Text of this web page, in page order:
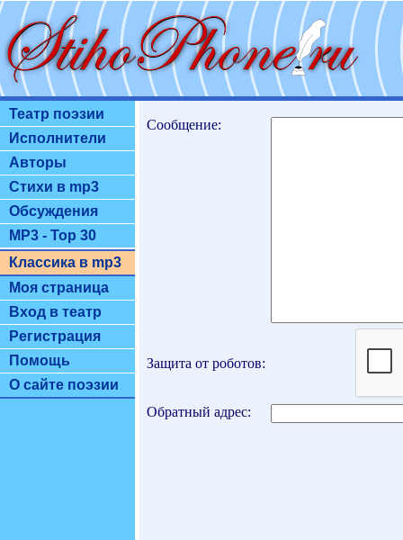
Театр поэзии
Исполнители
Авторы
Стихи в mp3
Обсуждения
MP3 - Top 30
Классика в mp3
Моя страница
Вход в театр
Регистрация
Помощь
О сайте поэзии
Сообщение:
Защита от роботов:
Обратный адрес: